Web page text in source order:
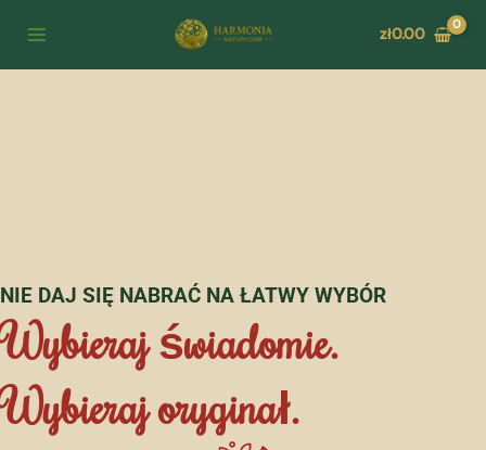
zł0.00
NIE DAJ SIĘ NABRAĆ NA ŁATWY WYBÓR
Wybieraj świadomie.
Wybieraj oryginał.